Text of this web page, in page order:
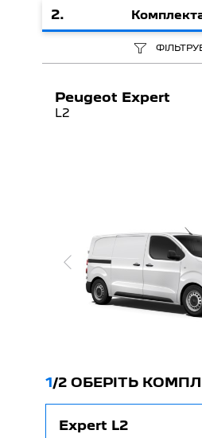
2.
Peugeot Expert
L2
1/2 ОБЕРІТЬ
Expert L2